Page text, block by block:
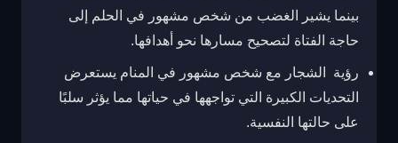
بينما يشير الغضب من شخص مشهور في الحلم إلى
حاجة الفتاة لتصحيح مسارها نحو أهدافها.
رؤية الشجار مع شخص مشهور في المنام يستعرض
التحديات الكبيرة التي تواجهها في حياتها مما يؤثر سلبًا
على حالتها النفسية.